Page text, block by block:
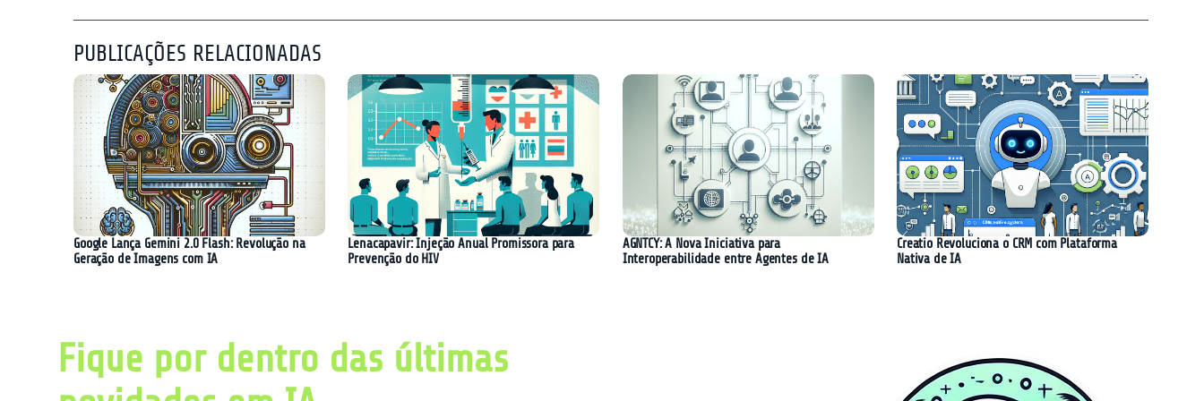
PUBLICAÇÕES RELACIONADAS
Google Lança Gemini 2.0 Flash: Revolução na
Geração de Imagens com IA
Lenacapavir: Injeção Anual Promissora para
Prevenção do HIV
AGNTCY: A Nova Iniciativa para
Interoperabilidade entre Agentes de IA
Creatio Revoluciona o CRM com Plataforma
Nativa de IA
Fique por dentro das últimas